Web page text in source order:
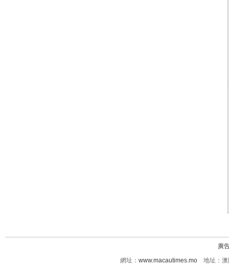
廣
網址： www.macautimes.mo 地址：澳